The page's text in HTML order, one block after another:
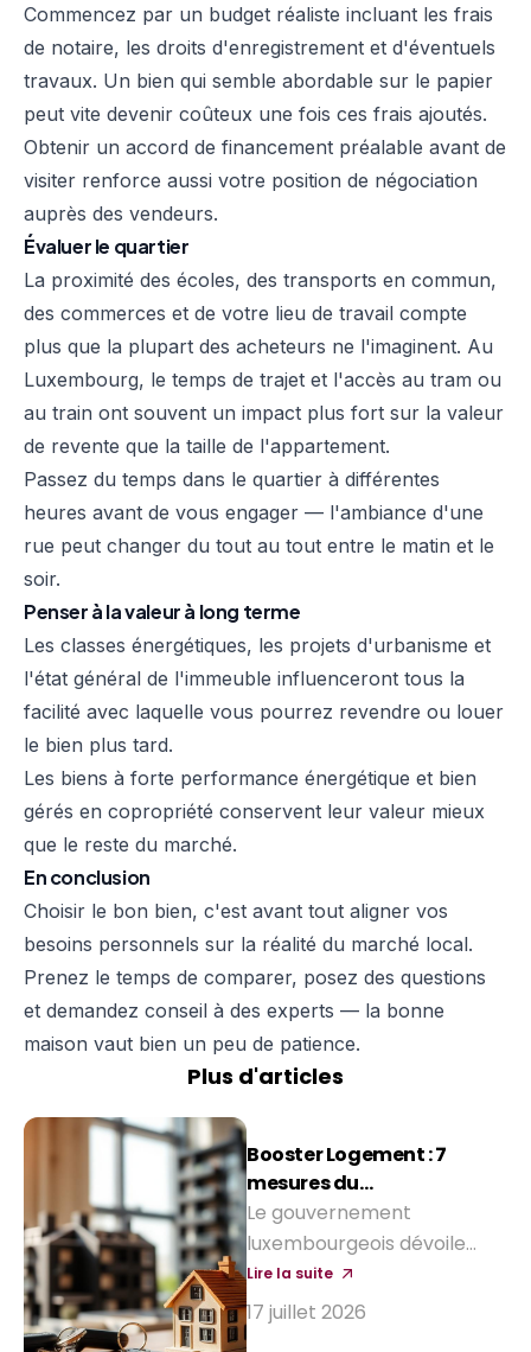
Commencez par un budget réaliste incluant les frais
de notaire, les droits d'enregistrement et d'éventuels
travaux. Un bien qui semble abordable sur le papier
peut vite devenir coûteux une fois ces frais ajoutés.
Obtenir un accord de financement préalable avant de
visiter renforce aussi votre position de négociation
auprès des vendeurs.
Évaluer le quartier
La proximité des écoles, des transports en commun,
des commerces et de votre lieu de travail compte
plus que la plupart des acheteurs ne l'imaginent. Au
Luxembourg, le temps de trajet et l'accès au tram ou
au train ont souvent un impact plus fort sur la valeur
de revente que la taille de l'appartement.
Passez du temps dans le quartier à différentes
heures avant de vous engager — l'ambiance d'une
rue peut changer du tout au tout entre le matin et le
soir.
Penser à la valeur à long terme
Les classes énergétiques, les projets d'urbanisme et
l'état général de l'immeuble influenceront tous la
facilité avec laquelle vous pourrez revendre ou louer
le bien plus tard.
Les biens à forte performance énergétique et bien
gérés en copropriété conservent leur valeur mieux
que le reste du marché.
En conclusion
Choisir le bon bien, c'est avant tout aligner vos
besoins personnels sur la réalité du marché local.
Prenez le temps de comparer, posez des questions
et demandez conseil à des experts — la bonne
maison vaut bien un peu de patience.
Plus d'articles
Booster Logement : 7
mesures du
gouvernement pour
réduire le coût d'achat
d'une maison
Le gouvernement
luxembourgeois dévoile
sept mesures pour faciliter
l'accès à la propriété et
Lire la suite
17 juillet 2026